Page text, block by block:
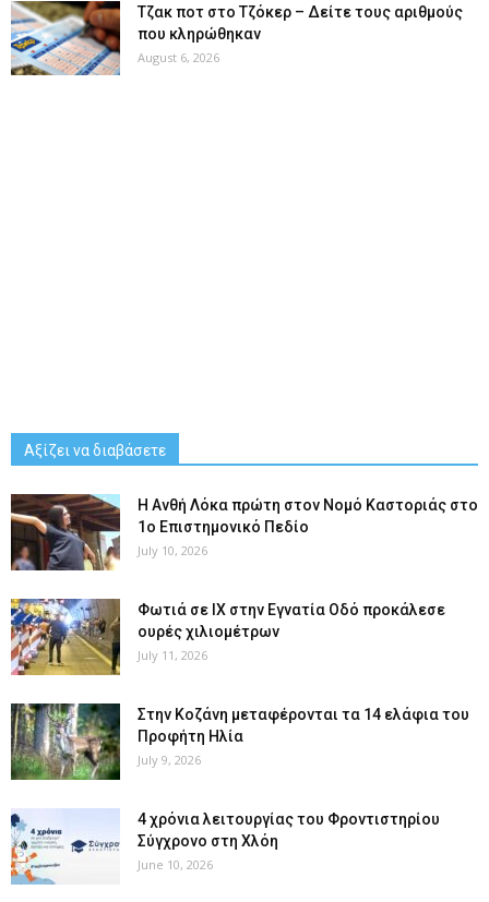
Tζακ ποτ στο Τζόκερ – Δείτε τους αριθμούς
που κληρώθηκαν
August 6, 2026
Αξίζει να διαβάσετε
Η Ανθή Λόκα πρώτη στον Νομό Καστοριάς στο
1ο Επιστημονικό Πεδίο
July 10, 2026
Φωτιά σε ΙΧ στην Εγνατία Οδό προκάλεσε
ουρές χιλιομέτρων
July 11, 2026
Στην Κοζάνη μεταφέρονται τα 14 ελάφια του
Προφήτη Ηλία
July 9, 2026
4 χρόνια λειτουργίας του Φροντιστηρίου
Σύγχρονο στη Χλόη
June 10, 2026